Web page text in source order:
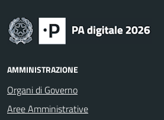
AMMINISTRAZIONE
Organi di Governo
Aree Amministrative